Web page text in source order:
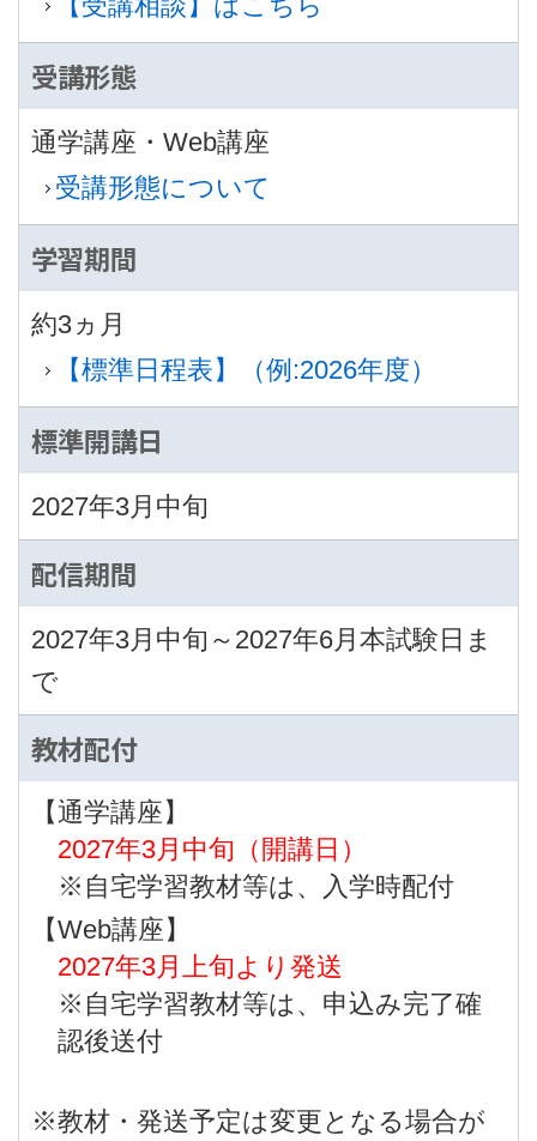
受講形態
通学講座・Web講座
受講形態について
学習期間
約3ヵ月
【標準日程表】（例:2026年度）
標準開講日
2027年3月中旬
配信期間
2027年3月中旬～2027年6月本試験日ま
で
教材配付
【通学講座】
2027年3月中旬（開講日）
※自宅学習教材等は、入学時配付
【Web講座】
2027年3月上旬より発送
※自宅学習教材等は、申込み完了確
認後送付
※教材・発送予定は変更となる場合が